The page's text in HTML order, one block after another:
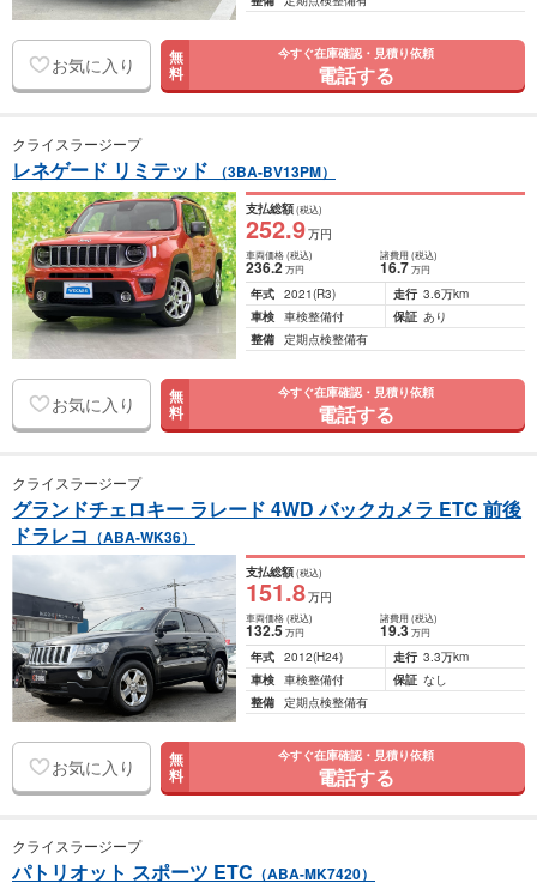
お気に入り 無
料
今すぐ在庫確認・見積り依頼
電話する
クライスラージープ
レネゲード リミテッド （3BA-BV13PM）
支払総額(税込)
252.9万円
車両価格(税込)
236.2万円
諸費用 (税込)
16.7 万円
年式 2021(R3) 走行 3.6万km
車検 車検整備付 保証 あり
整備 定期点検整備有
お気に入り 無
料
今すぐ在庫確認・見積り依頼
電話する
クライスラージープ
グランドチェロキー ラレード 4WD バックカメラ ETC 前後
ドラレコ （ABA-WK36）
支払総額(税込)
151.8万円
車両価格(税込)
132.5万円
諸費用 (税込)
19.3 万円
年式 2012(H24) 走行 3.3万km
車検 車検整備付 保証 なし
整備 定期点検整備有
お気に入り 無
料
今すぐ在庫確認・見積り依頼
電話する
クライスラージープ
パトリオット スポーツ ETC （ABA-MK7420）